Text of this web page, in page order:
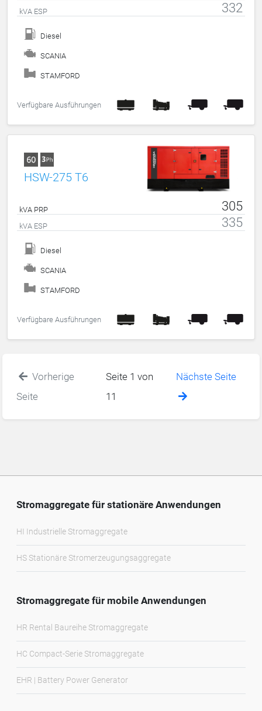
kVA ESP 332
Diesel
SCANIA
STAMFORD
Verfügbare Ausführungen
HSW-275 T6
kVA PRP 305
kVA ESP 335
Diesel
SCANIA
STAMFORD
Verfügbare Ausführungen
Vorherige
Seite
Seite 1 von
11
Nächste Seite
Stromaggregate für stationäre Anwendungen
HI Industrielle Stromaggregate
HS Stationäre Stromerzeugungsaggregate
Stromaggregate für mobile Anwendungen
HR Rental Baureihe Stromaggregate
HC Compact-Serie Stromaggregate
EHR | Battery Power Generator